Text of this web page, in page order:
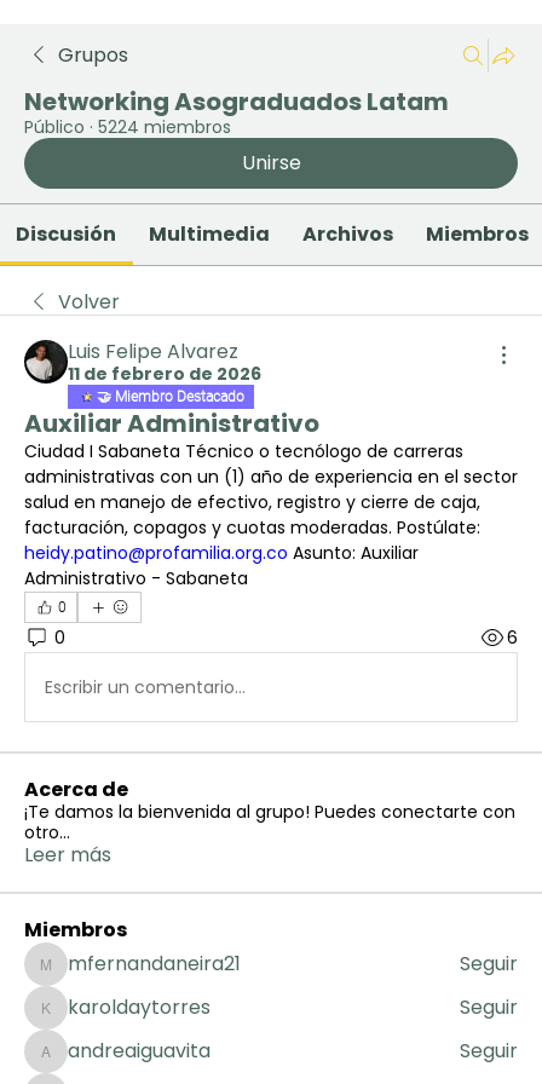
Grupos
Networking Asograduados Latam
Público · 5224 miembros
Unirse
Discusión Multimedia Archivos Miembros
Volver
Luis Felipe Alvarez
11 de febrero de 2026
🤝 Miembro Destacado
Auxiliar Administrativo
Ciudad I Sabaneta Técnico o tecnólogo de carreras
administrativas con un (1) año de experiencia en el sector
salud en manejo de efectivo, registro y cierre de caja,
heidy.patino@profamilia.org.co Asunto: Auxiliar
Administrativo - Sabaneta
0
0 6
Escribir un comentario...
Acerca de
¡Te damos la bienvenida al grupo! Puedes conectarte con
otro...
Leer más
Miembros
mfernandaneira21
mfernandaneira21 Seguir
karoldaytorres
karoldaytorres Seguir
andreaiguavita
andreaiguavita
Seguir